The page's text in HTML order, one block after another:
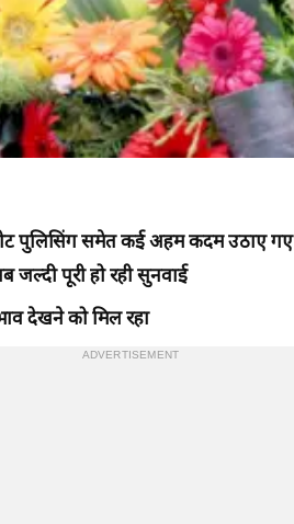
बीट पुलिसिंग समेत कई अहम कदम उठाए गए
पूरी हो रही सुनवाई
देखने को मिल रहा
ADVERTISEMENT